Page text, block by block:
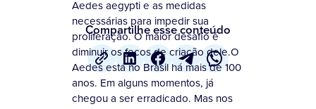
Aedes aegypti e as medidas
necessárias para impedir sua
proliferação. O maior desafio é
diminuir os focos de criação dele.O
Aedes está no Brasil há mais de 100
anos. Em alguns momentos, já
chegou a ser erradicado. Mas nos
Compartilhe esse conteúdo